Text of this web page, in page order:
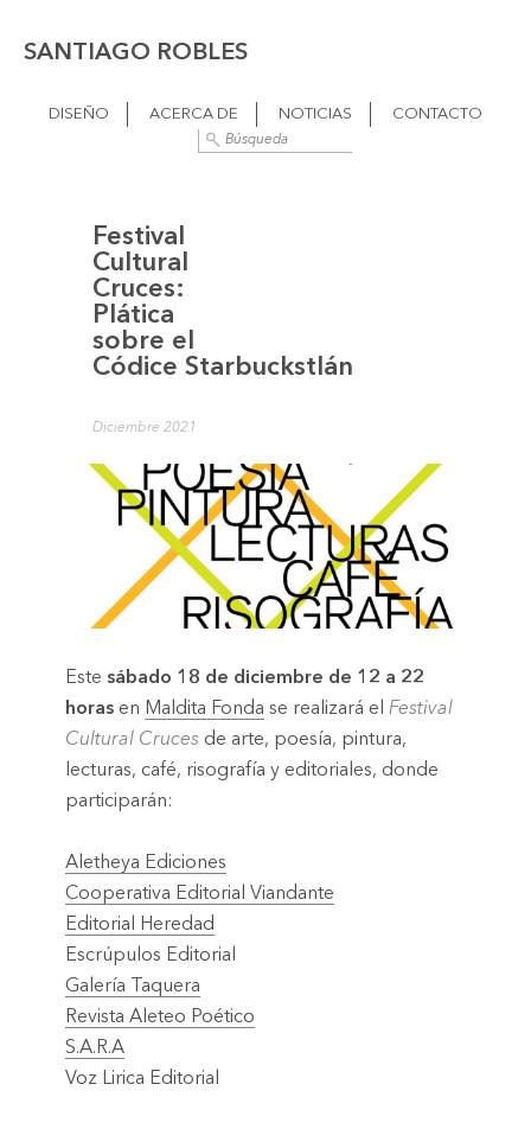
SANTIAGO ROBLES
DISEÑO ACERCA DE NOTICIAS CONTACTO
Festival
Cultural
Cruces:
Plática
sobre el
Códice Starbuckstlán
Diciembre 2021
Este sábado 18 de diciembre de 12 a 22
horasen Maldita Fonda se realizará el Festival
Cultural Crucesde arte, poesía, pintura,
lecturas, café, risografía y editoriales, donde
participarán:
Aletheya Ediciones
Cooperativa Editorial Viandante
Editorial Heredad
Escrúpulos Editorial
Galería Taquera
Revista Aleteo Poético
S.A.R.A
Voz Lirica Editorial